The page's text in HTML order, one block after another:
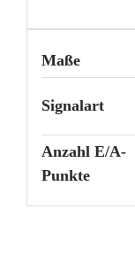
Maße
Signalart
Anzahl E/A-
Punkte